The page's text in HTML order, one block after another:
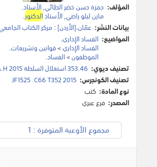
المؤلف: حمزة حسن خضر الطائي,الأستاذ.
مازن ليلو راضي,الأستاذالدكتور.
بيانات النشر: عمّان،[الأردن]: مركز الكتاب
المواضيع: الفساد الإداري.
الفساد الإداري>قوانين وتشريعات.
الموظفون>الفساد.
تصنيف ديوي: 353.46 استغلال السلطة A.H 2015.
تصنيف الكونجرس: JF1525 .C66 T352 2015
نوع المادة: كتب
المصدر: فرع عبري
مجموع الأوعية المتوفرة : 1